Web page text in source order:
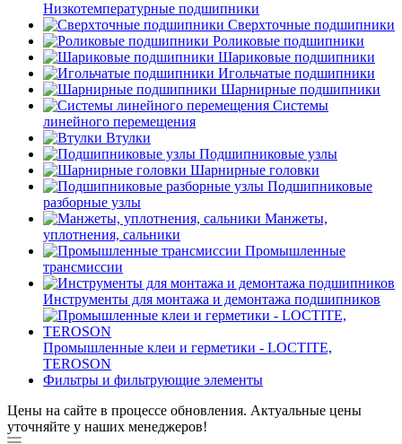
Низкотемпературные подшипники
Сверхточные подшипники
Роликовые подшипники
Шариковые подшипники
Игольчатые подшипники
Шарнирные подшипники
Системы
линейного перемещения
Втулки
Подшипниковые узлы
Шарнирные головки
Подшипниковые
разборные узлы
Манжеты,
уплотнения, сальники
Промышленные
трансмиссии
Инструменты для монтажа и демонтажа подшипников
Промышленные клеи и герметики - LOCTITE,
TEROSON
Фильтры и фильтрующие элементы
Цены на сайте в процессе обновления. Актуальные цены
уточняйте у наших менеджеров!